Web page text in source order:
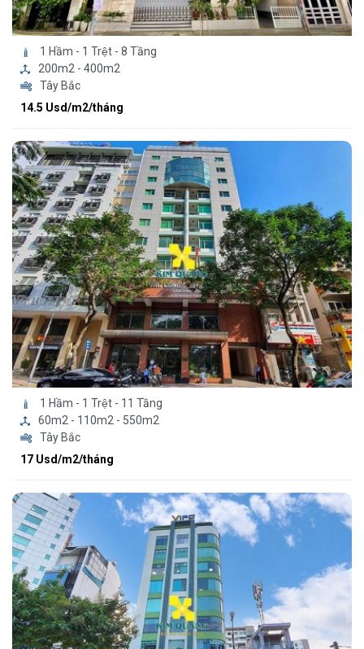
1 Hầm - 1 Trệt - 8 Tầng
200m2 - 400m2
Tây Bắc
14.5 Usd/m2/tháng
1 Hầm - 1 Trệt - 11 Tầng
60m2 - 110m2 - 550m2
Tây Bắc
17 Usd/m2/tháng